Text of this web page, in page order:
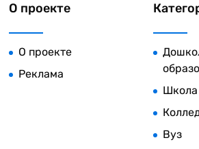
О проекте
О проекте
Реклама
Школа
Вуз